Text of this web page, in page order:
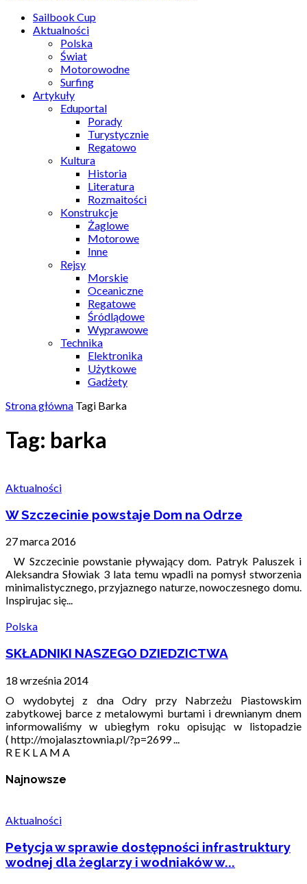
Sailbook Cup
Aktualności
Polska
Świat
Motorowodne
Surfing
Artykuły
Eduportal
Porady
Turystycznie
Regatowo
Kultura
Historia
Literatura
Rozmaitości
Konstrukcje
Żaglowe
Motorowe
Inne
Rejsy
Morskie
Oceaniczne
Regatowe
Śródlądowe
Wyprawowe
Technika
Elektronika
Użytkowe
Gadżety
Strona główna Tagi Barka
Tag: barka
Aktualności
W Szczecinie powstaje Dom na Odrze
27 marca 2016
W Szczecinie powstanie pływający dom. Patryk Paluszek i
Aleksandra Słowiak 3 lata temu wpadli na pomysł stworzenia
minimalistycznego, przyjaznego naturze, nowoczesnego domu.
Inspirujac się...
Polska
SKŁADNIKI NASZEGO DZIEDZICTWA
18 września 2014
O wydobytej z dna Odry przy Nabrzeżu Piastowskim
zabytkowej barce z metalowymi burtami i drewnianym dnem
informowaliśmy w ubiegłym roku opisując w listopadzie
( http://mojalasztownia.pl/?p=2699 ...
R E K L A M A
Najnowsze
Aktualności
Petycja w sprawie dostępności infrastruktury
wodnej dla żeglarzy i wodniaków w...